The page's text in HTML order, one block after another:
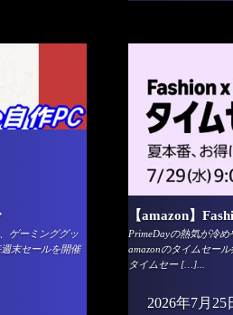
ゲーミンググッ
末セールを開催
【amazon】
PrimeDayの熱気が冷
amazonのタイムセー
タイムセー […]...
2026年7月25